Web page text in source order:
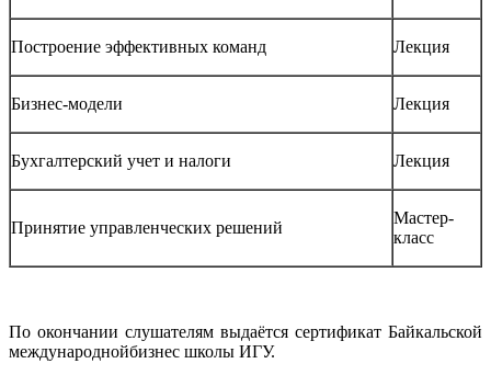
Построение эффективных команд Лекция
Бизнес-модели Лекция
Бухгалтерский учет и налоги Лекция
Принятие управленческих решений
Мастер-
класс
По окончании слушателям выдаётся сертификат Байкальской
международнойбизнес школы ИГУ.